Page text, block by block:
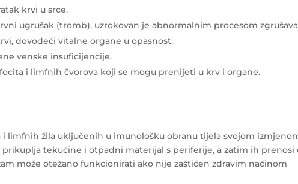
krvi u srce.
ugrušak (tromb), uzrokovan je abnormalnim procesom
dovodeći vitalne organe u opasnost.
venske insuficijencije.
i limfnih čvorova koji se mogu prenijeti u krv i organe.
limfnih žila uključenih u imunološku obranu tijela svojom
tekućine i otpadni materijal s periferije, a zatim ih prenosi
može otežano funkcionirati ako nije zaštićen zdravim načinom